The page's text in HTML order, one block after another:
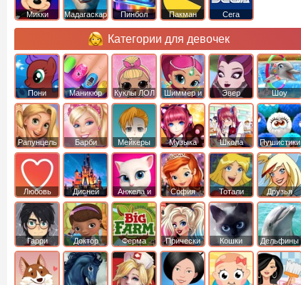
Микки
Мадагаскар Пинбол Пакман Сега
Категории для девочек
Пони
креатор
Маникюр Куклы ЛОЛ
Шиммер и
Шайн
Эвер
Афтер Хай
Шоу
дельфинов
Рапунцель Барби Мейкеры Музыка Школа Пушистики
Любовь Дисней
Анжела и
том
София
Прекрасная
Тотали
Спайс
Друзья
ангелов
Гарри
Поттер
Доктор
Плюшева
Ферма Прически Кошки Дельфины